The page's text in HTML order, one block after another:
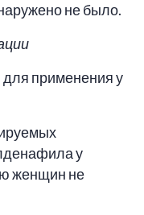
не было.
для применения у
у
женщин не